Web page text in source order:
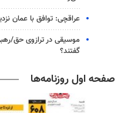
عراقچی: توافق با عمان نزدیک است/
موسیقی در ترازوی حق/
گفتند؟
صفحه اول روزنامه‌ها